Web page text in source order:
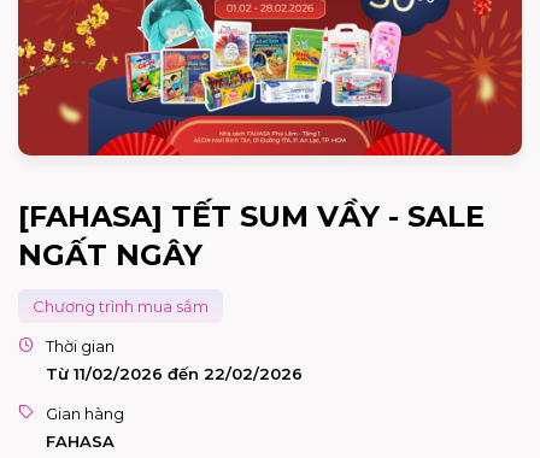
[FAHASA] TẾT SUM VẦY - SALE
NGẤT NGÂY
Chương trình mua sắm
Thời gian
Từ 11/02/2026 đến 22/02/2026
Gian hàng
FAHASA